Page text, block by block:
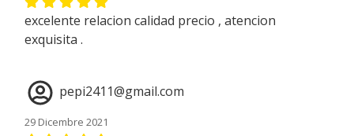
excelente relacion calidad precio , atencion
exquisita .
pepi2411@gmail.com
29 Dicembre 2021